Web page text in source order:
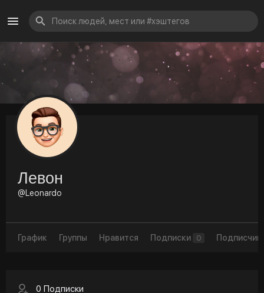
Левон
@Leonardo
График Группы Нравится Подписки 0
0 Подписки